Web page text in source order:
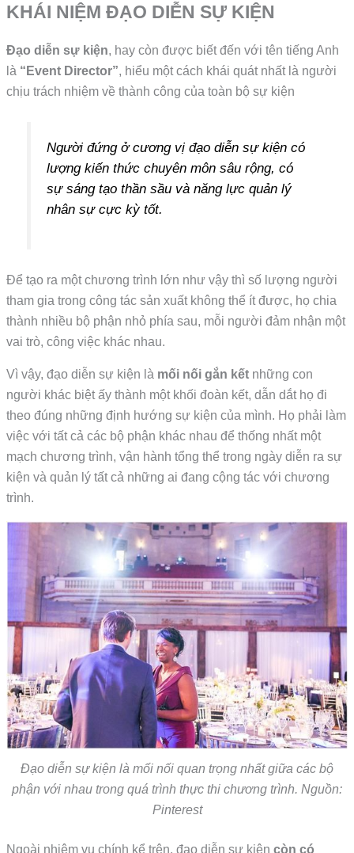
KHÁI NIỆM ĐẠO DIỄN SỰ KIỆN
Đạo diễn sự kiện, hay còn được biết đến với tên tiếng Anh
là “Event Director”, hiểu một cách khái quát nhất là người
chịu trách nhiệm về thành công của toàn bộ sự kiện
Người đứng ở cương vị đạo diễn sự kiện có
lượng kiến thức chuyên môn sâu rộng, có
sự sáng tạo thần sầu và năng lực quản lý
nhân sự cực kỳ tốt.
Để tạo ra một chương trình lớn như vậy thì số lượng người
tham gia trong công tác sản xuất không thể ít được, họ chia
thành nhiều bộ phận nhỏ phía sau, mỗi người đảm nhận một
vai trò, công việc khác nhau.
Vì vậy, đạo diễn sự kiện là mối nối gắn kết những con
người khác biệt ấy thành một khối đoàn kết, dẫn dắt họ đi
theo đúng những định hướng sự kiện của mình. Họ phải làm
việc với tất cả các bộ phận khác nhau để thống nhất một
mạch chương trình, vận hành tổng thể trong ngày diễn ra sự
kiện và quản lý tất cả những ai đang cộng tác với chương
trình.
Đạo diễn sự kiện là mối nối quan trọng nhất giữa các bộ
phận với nhau trong quá trình thực thi chương trình. Nguồn:
Pinterest
Ngoài nhiệm vụ chính kể trên, đạo diễn sự kiệncòn có